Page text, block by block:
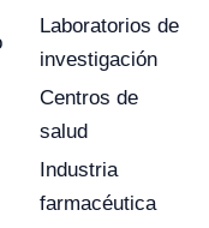
Laboratorios de
investigación
Centros de
salud
Industria
farmacéutica